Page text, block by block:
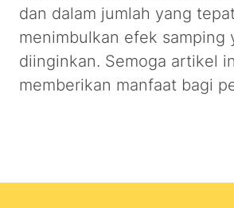
dan dalam jumlah yang
menimbulkan efek samping
diinginkan. Semoga artikel
memberikan manfaat bagi